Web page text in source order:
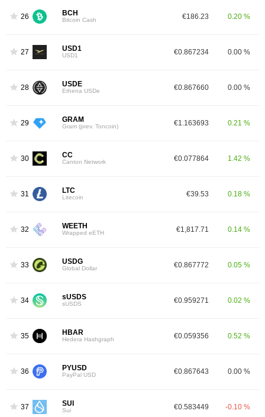
26 BCH
Bitcoin Cash €186.23 0.20 %
27 USD1
USD1 €0.867234 0.00 %
28 USDE
Ethena USDe €0.867660 0.00 %
29 GRAM
Gram (prev. Toncoin) €1.163693 0.21 %
30 CC
Canton Network €0.077864 1.42 %
31 LTC
Litecoin €39.53 0.18 %
32 WEETH
Wrapped eETH €1,817.71 0.14 %
33 USDG
Global Dollar €0.867772 0.05 %
34 sUSDS
sUSDS €0.959271 0.02 %
35 HBAR
Hedera Hashgraph €0.059356 0.52 %
36 PYUSD
PayPal USD €0.867643 0.00 %
37 SUI
Sui €0.583449 -0.10 %